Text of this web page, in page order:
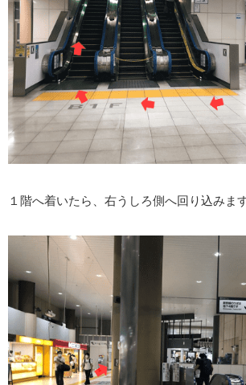
１階へ着いたら、右うしろ側へ回り込みます